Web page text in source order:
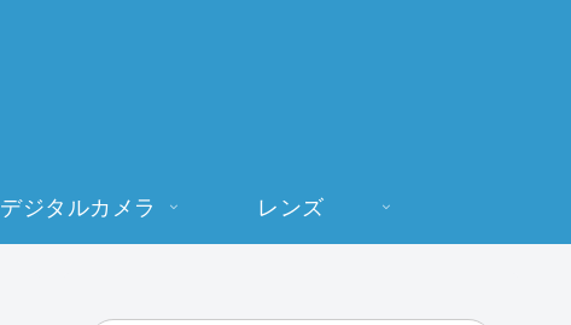
デジタルカメラ レンズ